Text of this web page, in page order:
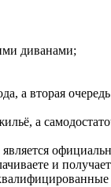
диванами;
а вторая
а
и